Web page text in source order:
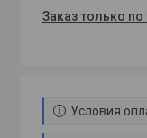
Заказ только
Условия